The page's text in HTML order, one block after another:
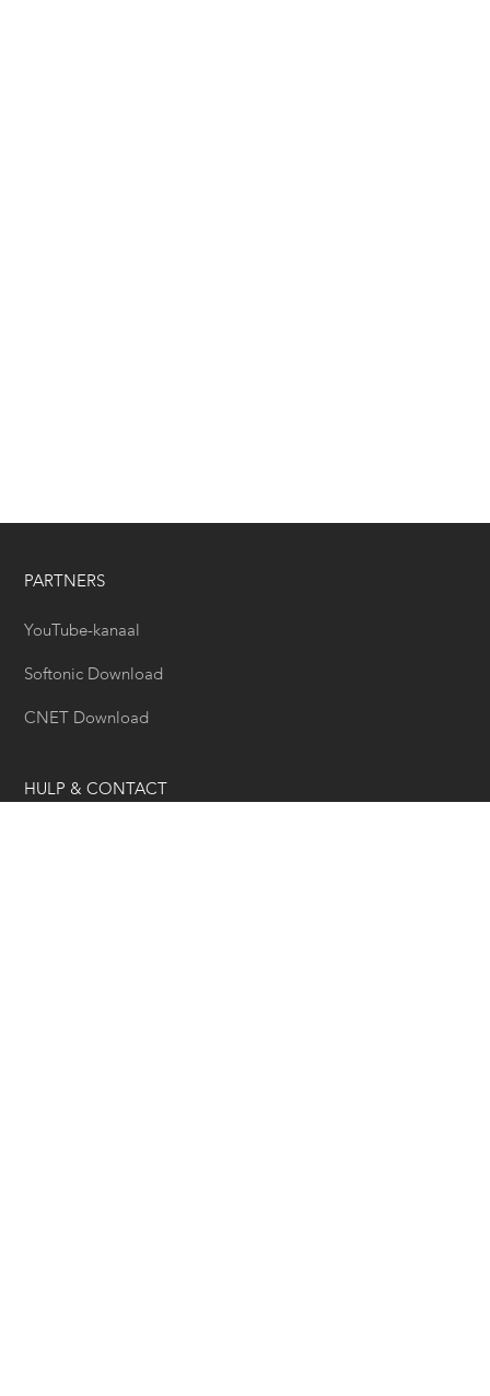
PARTNERS
YouTube-kanaal
Softonic Download
CNET Download
HULP & CONTACT